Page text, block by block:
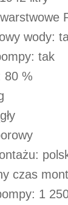
wody:
tak
80 %
czas
1